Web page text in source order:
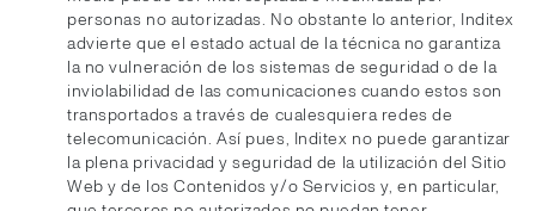
personas no autorizadas. No obstante lo anterior, Inditex
advierte que el estado actual de la técnica no garantiza
la no vulneración de los sistemas de seguridad o de la
inviolabilidad de las comunicaciones cuando estos son
transportados a través de cualesquiera redes de
telecomunicación. Así pues, Inditex no puede garantizar
la plena privacidad y seguridad de la utilización del Sitio
Web y de los Contenidos y/o Servicios y, en particular,